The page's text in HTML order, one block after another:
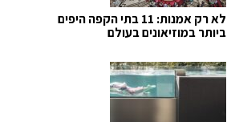
לא רק אמנות: 11 בתי הקפה היפים
ביותר במוזיאונים בעולם